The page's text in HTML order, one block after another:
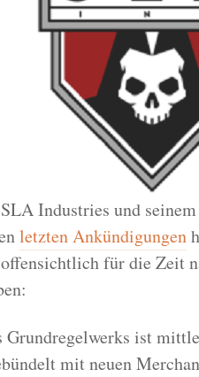
Industries und
letzten Ankündigungen
für die Zeit
Grundregelwerks ist
mit neuen